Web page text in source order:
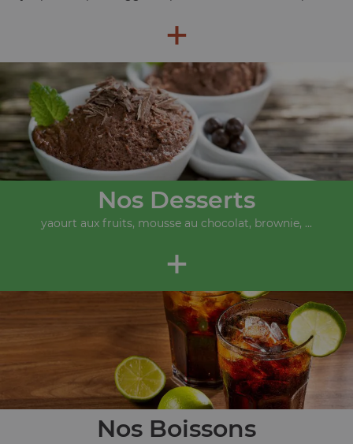
+
Nos Desserts
yaourt aux fruits, mousse au chocolat, brownie, ...
+
Nos Boissons